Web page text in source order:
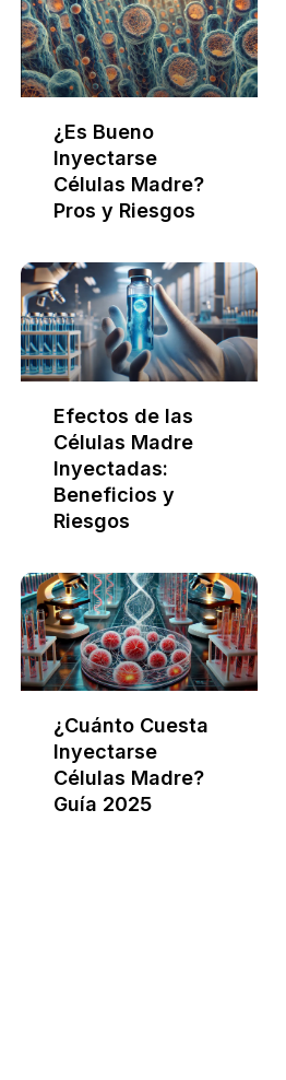
¿Es Bueno
Inyectarse
Células Madre?
Pros y Riesgos
Efectos de las
Células Madre
Inyectadas:
Beneficios y
Riesgos
¿Cuánto Cuesta
Inyectarse
Células Madre?
Guía 2025